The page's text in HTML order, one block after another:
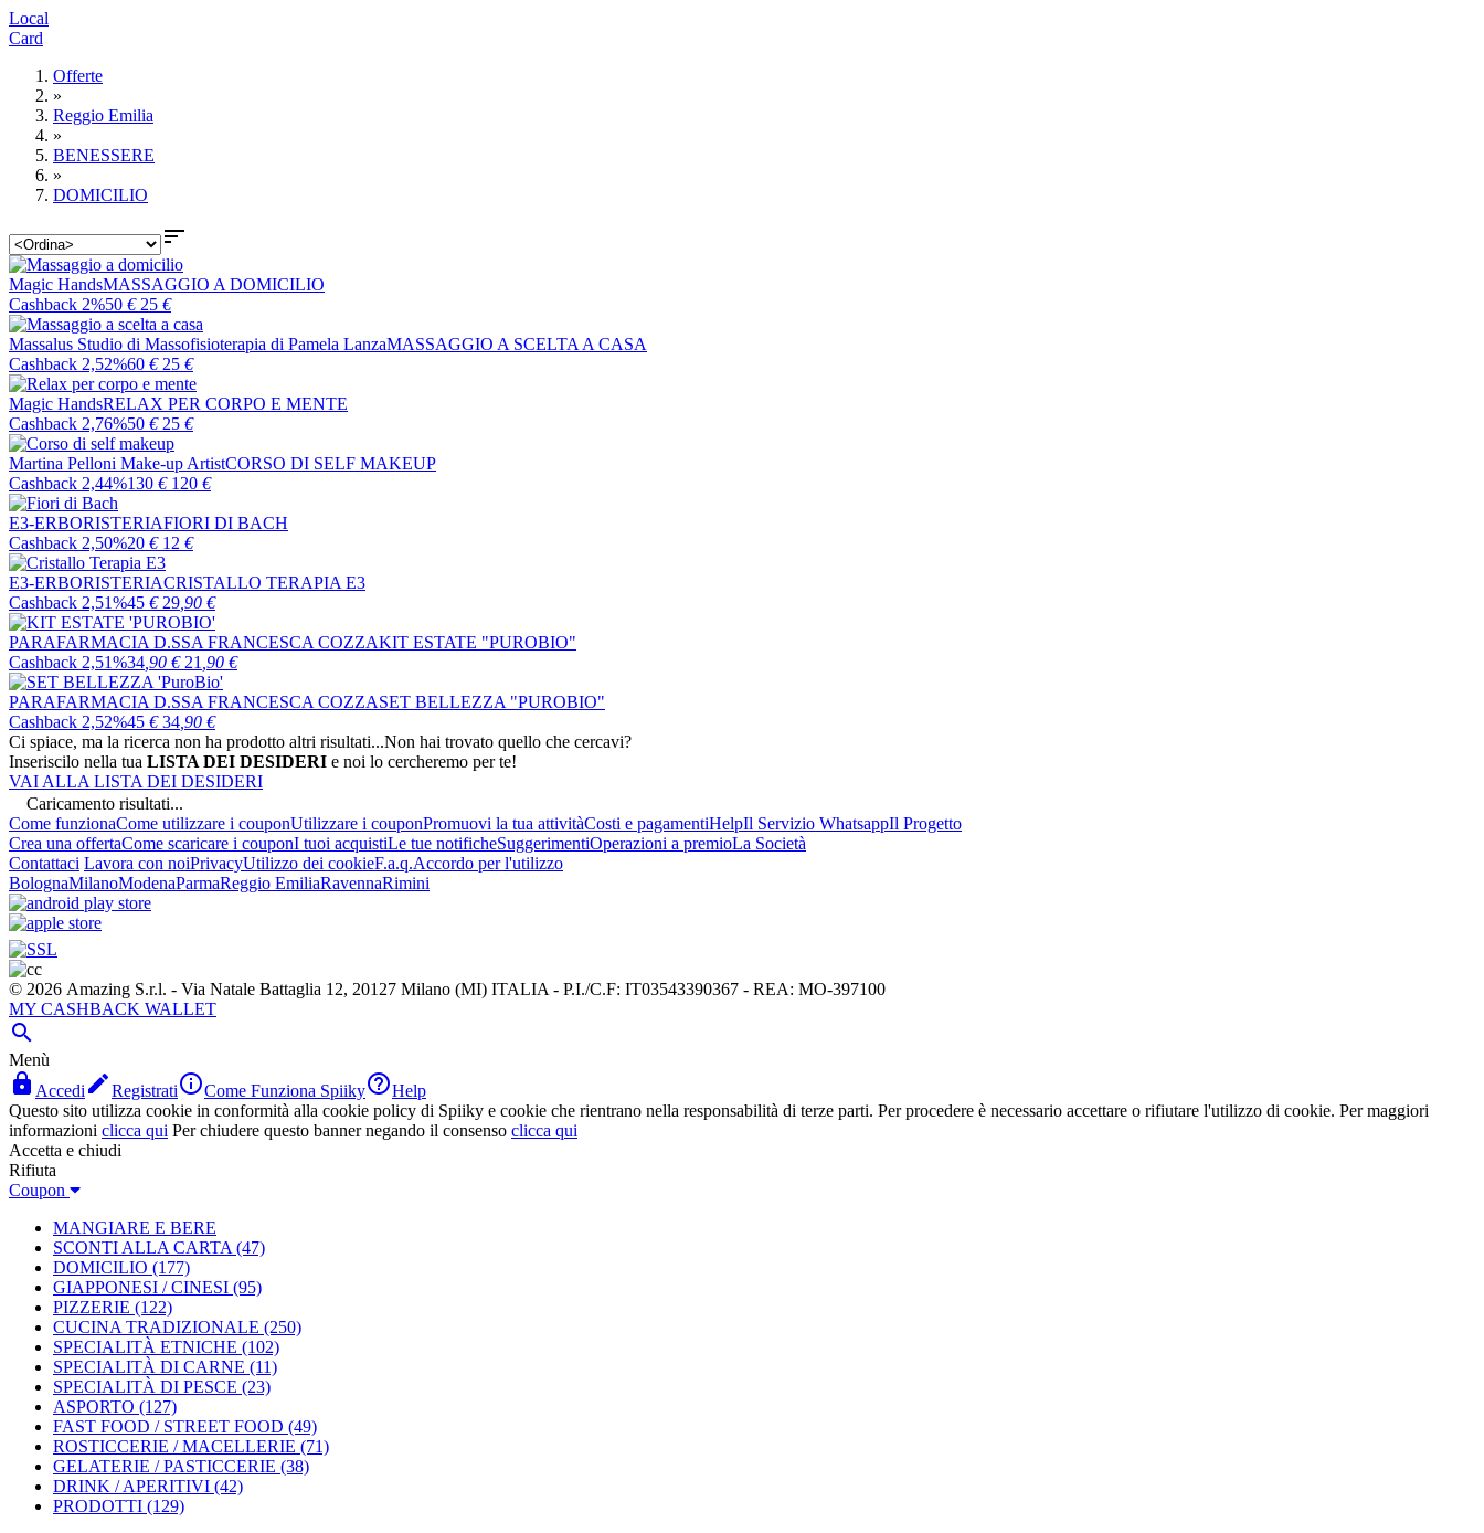
Local
Card
Offerte
»
Reggio Emilia
»
BENESSERE
»
DOMICILIO

Magic HandsMASSAGGIO A DOMICILIO
Cashback 2%50 € 25 €
Massalus Studio di Massofisioterapia di Pamela LanzaMASSAGGIO A SCELTA A CASA
Cashback 2,52%60 € 25 €
Magic HandsRELAX PER CORPO E MENTE
Cashback 2,76%50 € 25 €
Martina Pelloni Make-up ArtistCORSO DI SELF MAKEUP
Cashback 2,44%130 € 120 €
E3-ERBORISTERIAFIORI DI BACH
Cashback 2,50%20 € 12 €
E3-ERBORISTERIACRISTALLO TERAPIA E3
Cashback 2,51%45 € 29 ,90 €
PARAFARMACIA D.SSA FRANCESCA COZZAKIT ESTATE "PUROBIO"
Cashback 2,51%34 ,90 € 21 ,90 €
PARAFARMACIA D.SSA FRANCESCA COZZASET BELLEZZA "PUROBIO"
Cashback 2,52%45 € 34 ,90 €
Ci spiace, ma la ricerca non ha prodotto altri risultati...Non hai trovato quello che cercavi?
Inseriscilo nella tua LISTA DEI DESIDERI e noi lo cercheremo per te!
VAI ALLA LISTA DEI DESIDERI
Caricamento risultati...
Come funzionaCome utilizzare i couponUtilizzare i couponPromuovi la tua attivitàCosti e pagamentiHelpIl Servizio WhatsappIl Progetto
Crea una offertaCome scaricare i couponI tuoi acquistiLe tue notificheSuggerimentiOperazioni a premioLa Società
Contattaci Lavora con noiPrivacyUtilizzo dei cookieF.a.q.Accordo per l'utilizzo
BolognaMilanoModenaParmaReggio EmiliaRavennaRimini
© 2026 Amazing S.r.l. - Via Natale Battaglia 12, 20127 Milano (MI) ITALIA - P.I./C.F: IT03543390367 - REA: MO-397100
MY CASHBACK WALLET

Menù
 Accedi RegistratiCome Funziona SpiikyHelp
Questo sito utilizza cookie in conformità alla cookie policy di Spiiky e cookie che rientrano nella responsabilità di terze parti. Per procedere è necessario accettare o rifiutare l'utilizzo di cookie. Per maggiori
informazioni clicca qui Per chiudere questo banner negando il consenso clicca qui
Accetta e chiudi
Rifiuta
Coupon
MANGIARE E BERE
SCONTI ALLA CARTA (47)
DOMICILIO (177)
GIAPPONESI / CINESI (95)
PIZZERIE (122)
CUCINA TRADIZIONALE (250)
SPECIALITÀ ETNICHE (102)
SPECIALITÀ DI CARNE (11)
SPECIALITÀ DI PESCE (23)
ASPORTO (127)
FAST FOOD / STREET FOOD (49)
ROSTICCERIE / MACELLERIE (71)
GELATERIE / PASTICCERIE (38)
DRINK / APERITIVI (42)
PRODOTTI (129)